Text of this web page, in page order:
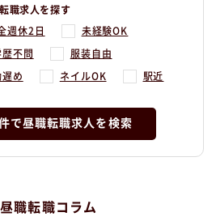
職求人を探す
週休2日 未経験OK
歴不問 服装自由
遅め ネイルOK 駅近
で昼職転職求人を検索
職転職コラム